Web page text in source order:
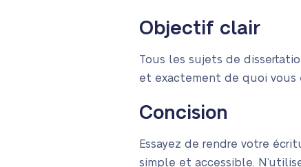
Objectif clair
Tous les sujets de
et exactement de quoi vous
Concision
Essayez de rendre votre
simple et accessible.